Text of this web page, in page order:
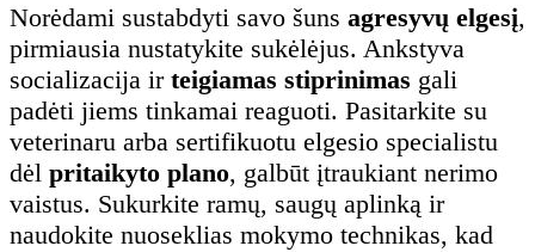
Norėdami sustabdyti savo šuns agresyvų elgesį,
pirmiausia nustatykite sukėlėjus. Ankstyva
socializacija ir teigiamas stiprinimas gali
padėti jiems tinkamai reaguoti. Pasitarkite su
veterinaru arba sertifikuotu elgesio specialistu
dėl pritaikyto plano, galbūt įtraukiant nerimo
vaistus. Sukurkite ramų, saugų aplinką ir
naudokite nuoseklias mokymo technikas, kad